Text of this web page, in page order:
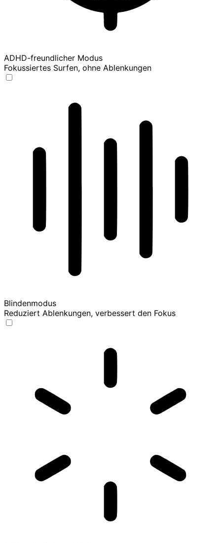
ADHD-freundlicher Modus
Fokussiertes Surfen, ohne Ablenkungen
Blindenmodus
Reduziert Ablenkungen, verbessert den Fokus